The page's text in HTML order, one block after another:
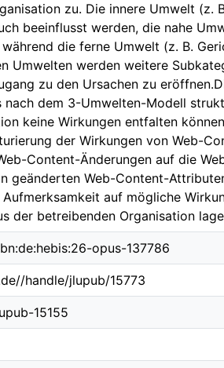
zu. Die innere Umwelt (z.
beeinflusst werden, die nahe
die ferne Umwelt (z. B.
Umwelten werden weitere
zu den Ursachen zu
nach dem 3-Umwelten-Modell
keine Wirkungen entfalten
der Wirkungen von Web-
Content-Änderungen auf die
geänderten Web-Content-
auf mögliche
der betreibenden Organisation
opus-137786
handle/jlupub/15773
15155